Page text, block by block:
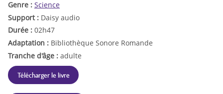
Genre : Science
Support : Daisy audio
Durée : 02h47
Adaptation : Bibliothèque Sonore Romande
Tranche d'âge : adulte
Télécharger le livre